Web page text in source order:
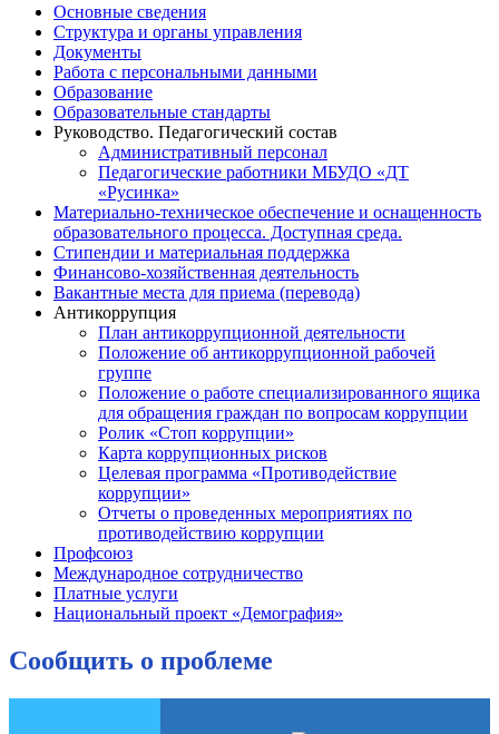
Основные сведения
Структура и органы управления
Документы
Работа с персональными данными
Образование
Образовательные стандарты
Руководство. Педагогический состав
Административный персонал
Педагогические работники МБУДО «ДТ
«Русинка»
Материально-техническое обеспечение и оснащенность
образовательного процесса. Доступная среда.
Стипендии и материальная поддержка
Финансово-хозяйственная деятельность
Вакантные места для приема (перевода)
Антикоррупция
План антикоррупционной деятельности
Положение об антикоррупционной рабочей
группе
Положение о работе специализированного ящика
для обращения граждан по вопросам коррупции
Ролик «Стоп коррупции»
Карта коррупционных рисков
Целевая программа «Противодействие
коррупции»
Отчеты о проведенных мероприятиях по
противодействию коррупции
Профсоюз
Международное сотрудничество
Платные услуги
Национальный проект «Демография»
Сообщить о проблеме